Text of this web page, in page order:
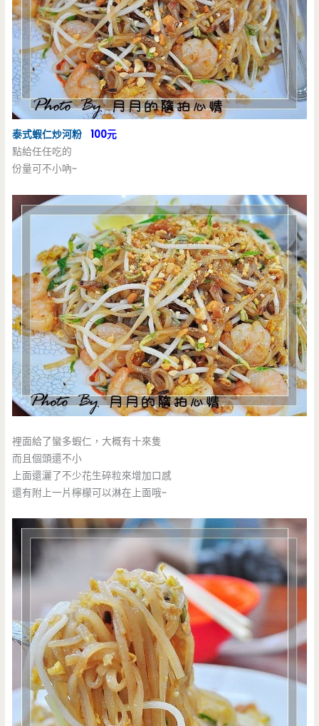
泰式蝦仁炒河粉 100元
點給任任吃的
份量可不小吶~
裡面給了蠻多蝦仁，大概有十來隻
而且個頭還不小
上面還灑了不少花生碎粒來增加口感
還有附上一片檸檬可以淋在上面哦~